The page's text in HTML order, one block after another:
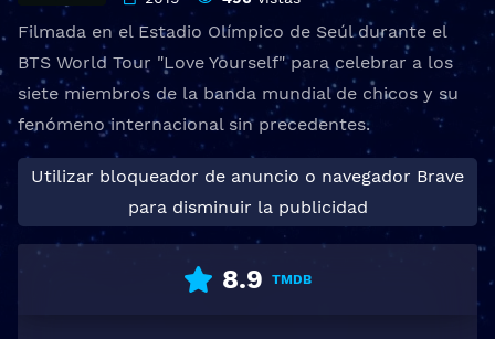
Filmada en el Estadio Olímpico de Seúl durante el
BTS World Tour "Love Yourself" para celebrar a los
siete miembros de la banda mundial de chicos y su
fenómeno internacional sin precedentes.
Utilizar bloqueador de anuncio o navegador Brave
para disminuir la publicidad
8.9 TMDB